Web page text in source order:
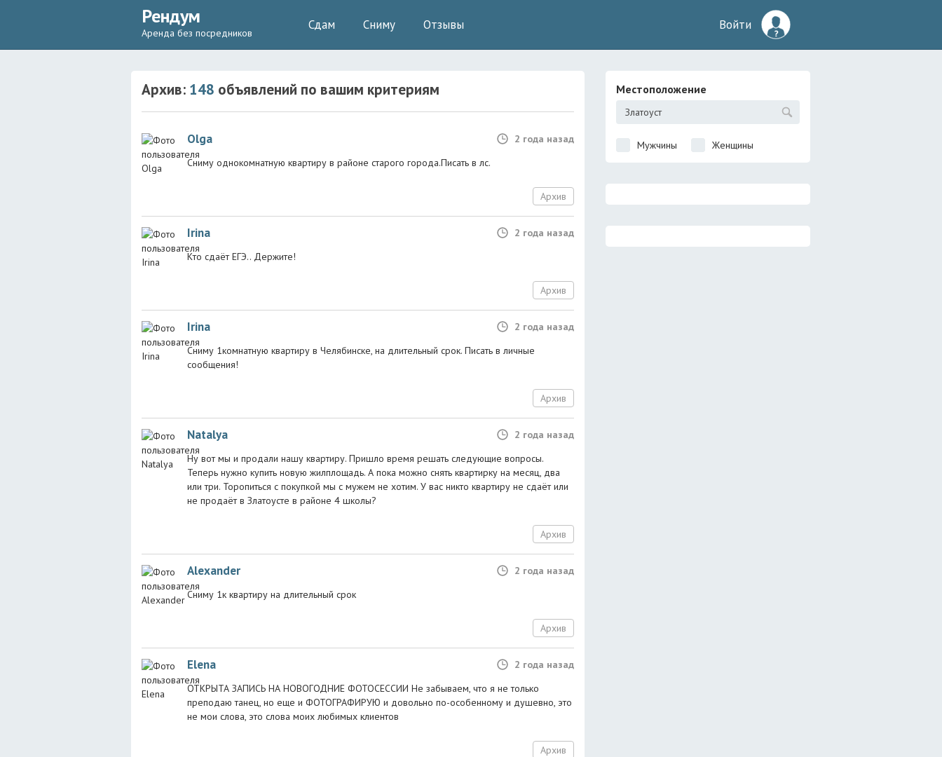
Рендум
Аренда без посредников
Сдам Сниму Отзывы Войти
Архив: 148 объявлений по вашим критериям
Olga
2 года назад
Сниму однокомнатную квартиру в районе старого города.Писать в лс.
Архив
Irina
2 года назад
Кто сдаёт ЕГЭ.. Держите!
Архив
Irina
2 года назад
Сниму 1комнатную квартиру в Челябинске, на длительный срок. Писать в личные
сообщения!
Архив
Natalya
2 года назад
Ну вот мы и продали нашу квартиру. Пришло время решать следующие вопросы.
Теперь нужно купить новую жилплощадь. А пока можно снять квартирку на месяц, два
или три. Торопиться с покупкой мы с мужем не хотим. У вас никто квартиру не сдаёт или
не продаёт в Златоусте в районе 4 школы?
Архив
Alexander
2 года назад
Сниму 1к квартиру на длительный срок
Архив
Elena
2 года назад
ОТКРЫТА ЗАПИСЬ НА НОВОГОДНИЕ ФОТОСЕССИИ Не забываем, что я не только
преподаю танец, но еще и ФОТОГРАФИРУЮ и довольно по-особенному и душевно, это
не мои слова, это слова моих любимых клиентов
Архив
Местоположение
Мужчины Женщины